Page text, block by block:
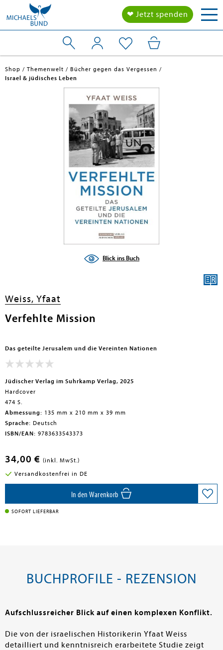
❤ Jetzt spenden
Shop Themenwelt
Bücher gegen das Vergessen
Israel & jüdisches Leben
Blick ins Buch
Weiss, Yfaat
Verfehlte Mission
Das geteilte Jerusalem und die Vereinten Nationen
Jüdischer Verlag im Suhrkamp Verlag, 2025
Hardcover
474 S.
Abmessung: 135 mm x 210 mm x 39 mm
Sprache: Deutsch
ISBN/EAN: 9783633543373
34,00 € (inkl. MwSt.)
Versandkostenfrei in DE
In den Warenkorb
SOFORT LIEFERBAR
BUCHPROFILE - REZENSION
Aufschlussreicher Blick auf einen komplexen Konflikt.
Die von der israelischen Historikerin Yfaat Weiss
detailliert und kenntnisreich erarbeitete Studie zeigt